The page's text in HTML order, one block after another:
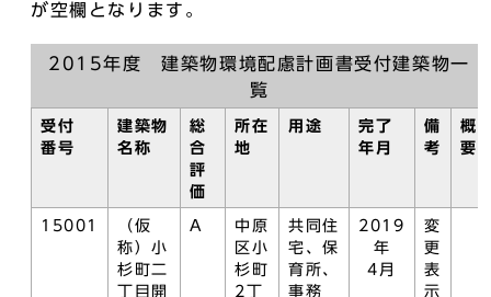
が空欄となります。
2015年度 建築物環境配慮計画書受付建築物一
覧
受付
番号
建築物
名称
総
合
評
価
所在
地
用途
完了
年月
備
考
概
要
15001
（仮
称）小
杉町二
丁目開
A
中原
区小
杉町
2丁
共同住
宅、保
育所、
事務
2019
年
4月
変
更
表
示